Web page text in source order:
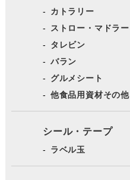
カトラリー
ストロー・マドラー
タレビン
バラン
グルメシート
他食品用資材その他
シール・テープ
ラベル玉